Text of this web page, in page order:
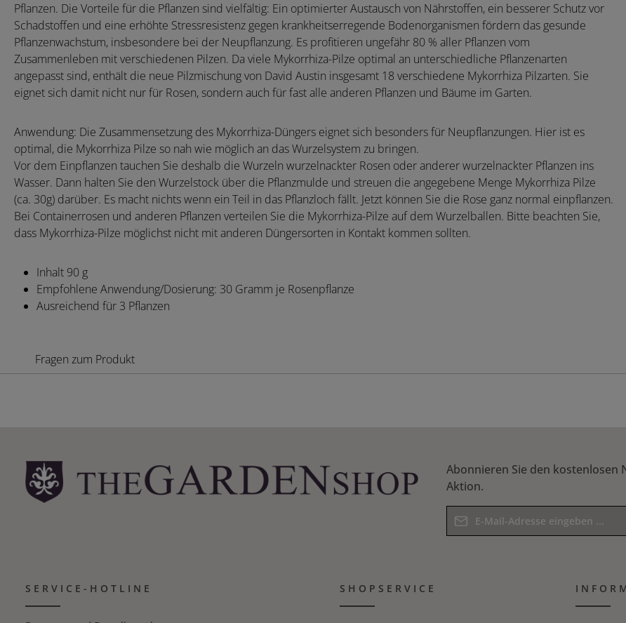
Pflanzen. Die Vorteile für die Pflanzen sind vielfältig: Ein optimierter Austausch von Nährstoffen, ein besserer Schutz vor
Schadstoffen und eine erhöhte Stressresistenz gegen krankheitserregende Bodenorganismen fördern das gesunde
Pflanzenwachstum, insbesondere bei der Neupflanzung. Es profitieren ungefähr 80 % aller Pflanzen vom
Zusammenleben mit verschiedenen Pilzen. Da viele Mykorrhiza-Pilze optimal an unterschiedliche Pflanzenarten
angepasst sind, enthält die neue Pilzmischung von David Austin insgesamt 18 verschiedene Mykorrhiza Pilzarten. Sie
eignet sich damit nicht nur für Rosen, sondern auch für fast alle anderen Pflanzen und Bäume im Garten.
Anwendung: Die Zusammensetzung des Mykorrhiza-Düngers eignet sich besonders für Neupflanzungen. Hier ist es
optimal, die Mykorrhiza Pilze so nah wie möglich an das Wurzelsystem zu bringen.
Vor dem Einpflanzen tauchen Sie deshalb die Wurzeln wurzelnackter Rosen oder anderer wurzelnackter Pflanzen ins
Wasser. Dann halten Sie den Wurzelstock über die Pflanzmulde und streuen die angegebene Menge Mykorrhiza Pilze
(ca. 30g) darüber. Es macht nichts wenn ein Teil in das Pflanzloch fällt. Jetzt können Sie die Rose ganz normal einpflanzen.
Bei Containerrosen und anderen Pflanzen verteilen Sie die Mykorrhiza-Pilze auf dem Wurzelballen. Bitte beachten Sie,
dass Mykorrhiza-Pilze möglichst nicht mit anderen Düngersorten in Kontakt kommen sollten.
Inhalt 90 g
Empfohlene Anwendung/Dosierung: 30 Gramm je Rosenpflanze
Ausreichend für 3 Pflanzen
Fragen zum Produkt
Abonnieren Sie den kostenlosen
Aktion.
E-Mail-Adresse*
Kenntnis genommen und die
bin mit ihnen einverstanden.*
Bitte geben Sie das Ergebnis der
SERVICE-HOTLINE SHOPSERVICE